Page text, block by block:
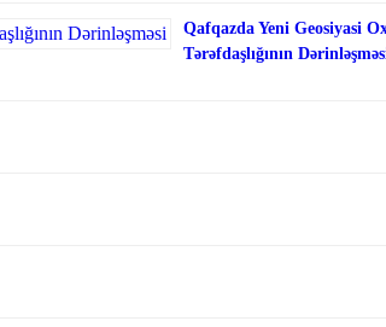
Qafqazda Yeni Geosiyasi
Tərəfdaşlığının